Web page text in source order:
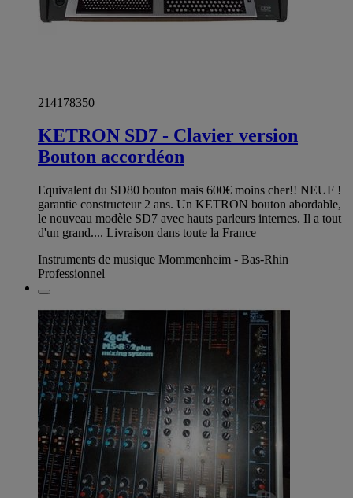
214178350
KETRON SD7 - Clavier version
Bouton accordéon
Equivalent du SD80 bouton mais 600€ moins cher!! NEUF !
garantie constructeur 2 ans. Un KETRON bouton abordable,
le nouveau modèle SD7 avec hauts parleurs internes. Il a tout
d'un grand.... Livraison dans toute la France
Instruments de musique Mommenheim - Bas-Rhin
Professionnel